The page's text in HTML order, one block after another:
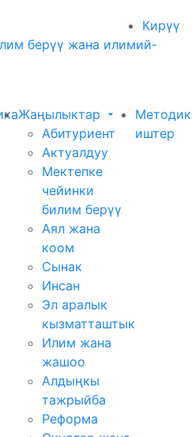
Кирүү
берүү жана илимий-
Жаңылыктар
Абитуриент
Актуалдуу
Мектепке
чейинки
билим берүү
Аял жана
коом
Сынак
Инсан
Эл аралык
кызматташтык
Илим жана
жашоо
Алдыңкы
тажрыйба
Реформа
иштер